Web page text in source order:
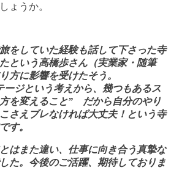
ょうか。
をしていた経験も話して下さった寺
という高橋歩さん（実業家・随筆
方に影響を受けたそう。
ージという考えから、幾つもあるス
を変えること” だから自分のやり
さえブレなければ大丈夫！という寺
す。
はまた違い、仕事に向き合う真摯な
た。今後のご活躍、期待しておりま